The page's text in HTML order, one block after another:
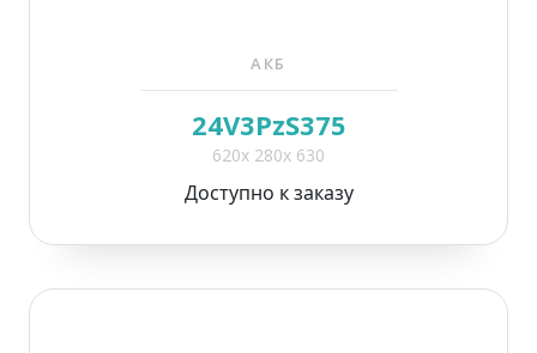
АКБ
24V3PzS375
620x 280x 630
Доступно к заказу